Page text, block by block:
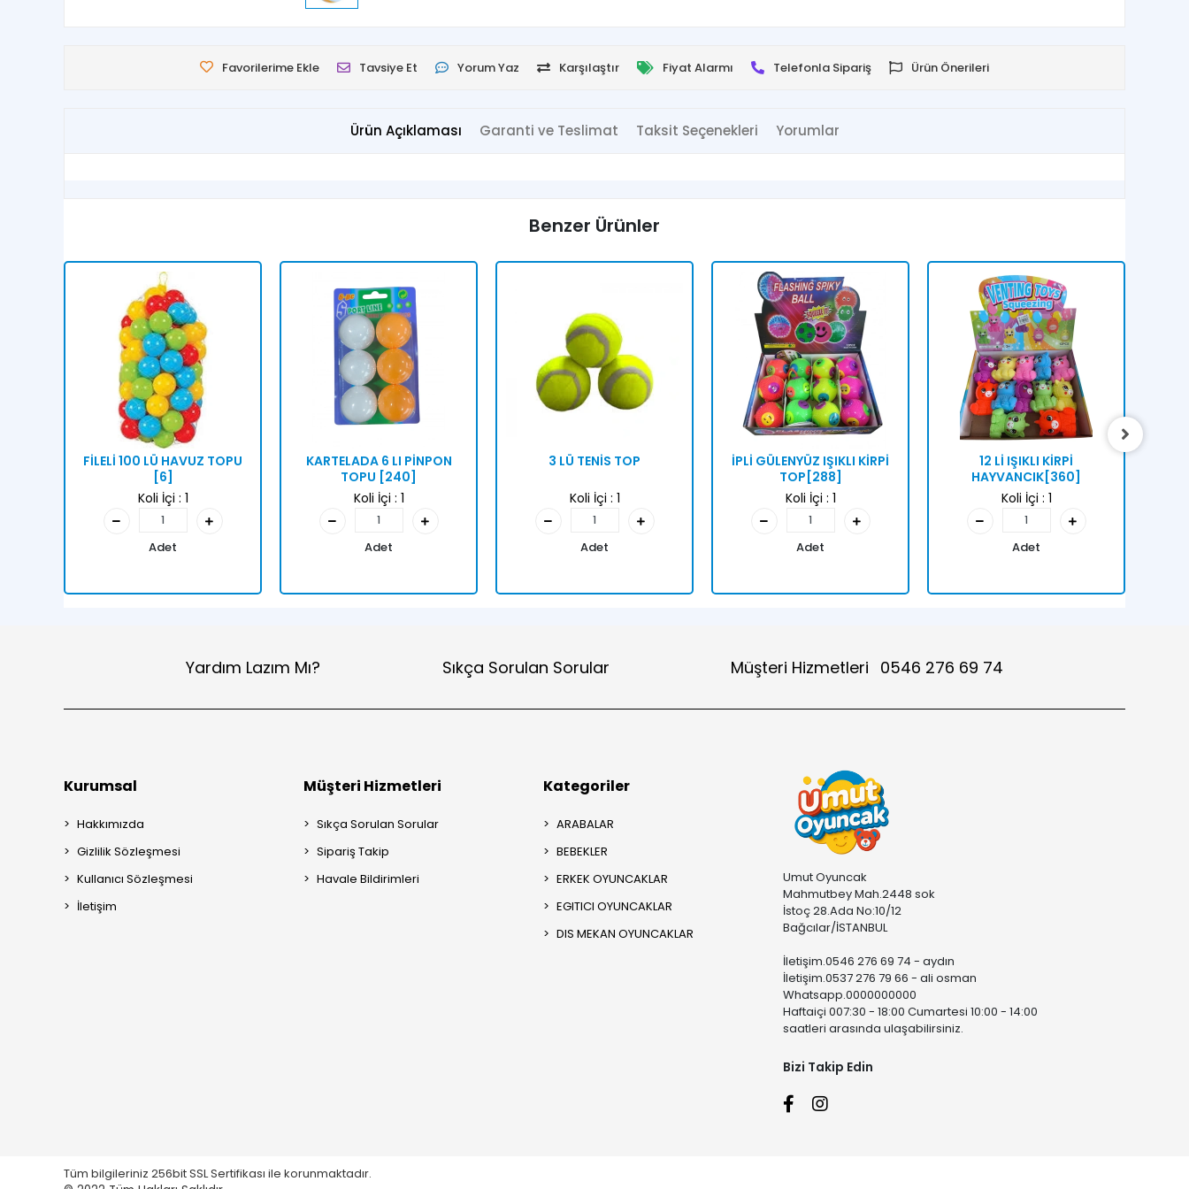
Favorilerime Ekle Tavsiye Et Yorum Yaz Karşılaştır Fiyat Alarmı Telefonla Sipariş Ürün Önerileri
Ürün Açıklaması Garanti ve Teslimat Taksit Seçenekleri Yorumlar
Benzer Ürünler
FİLELİ 100 LÜ HAVUZ TOPU
[6]
Koli İçi : 1
Adet
KARTELADA 6 LI PİNPON
TOPU [240]
Koli İçi : 1
Adet
3 LÜ TENİS TOP
Koli İçi : 1
Adet
İPLİ GÜLENYÜZ IŞIKLI KİRPİ
TOP[288]
Koli İçi : 1
Adet
12 Lİ IŞIKLI KİRPİ
HAYVANCIK[360]
Koli İçi : 1
Adet
Yardım Lazım Mı? Sıkça Sorulan Sorular Müşteri Hizmetleri 0546 276 69 74
Kurumsal
Hakkımızda
Gizlilik Sözleşmesi
Kullanıcı Sözleşmesi
İletişim
Müşteri Hizmetleri
Sıkça Sorulan Sorular
Sipariş Takip
Havale Bildirimleri
Kategoriler
ARABALAR
BEBEKLER
ERKEK OYUNCAKLAR
EGITICI OYUNCAKLAR
DIS MEKAN OYUNCAKLAR
Umut Oyuncak
Mahmutbey Mah.2448 sok
İstoç 28.Ada No:10/12
Bağcılar/İSTANBUL
İletişim.0546 276 69 74 - aydın
İletişim.0537 276 79 66 - ali osman
Whatsapp.0000000000
Haftaiçi 007:30 - 18:00 Cumartesi 10:00 - 14:00
saatleri arasında ulaşabilirsiniz.
Bizi Takip Edin
Tüm bilgileriniz 256bit SSL Sertifikası ile korunmaktadır.